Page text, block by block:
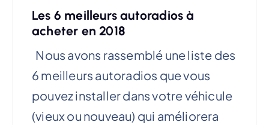
Les 6 meilleurs autoradios à
acheter en 2018
Nous avons rassemblé une liste des
6 meilleurs autoradios que vous
pouvez installer dans votre véhicule
(vieux ou nouveau) qui améliorera